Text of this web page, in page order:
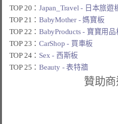
TOP 20：Japan_Travel - 日本旅遊
TOP 21：BabyMother - 媽寶板
TOP 22：BabyProducts - 寶寶用品
TOP 23：CarShop - 買車板
TOP 24： Sex - 西斯板
TOP 25：Beauty - 表特牆
贊助